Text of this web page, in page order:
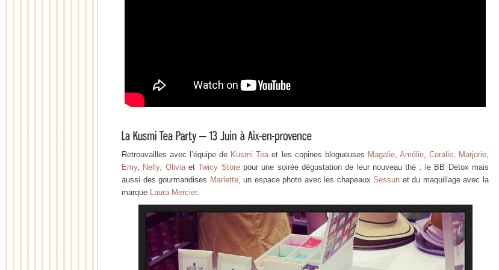
Retrouvailles avec l’équipe de Kusmi Teaet les copines blogueuses Magalie, Amélie, Coralie, Marjorie,
Emy, Nelly, OliviaetTwicy Storepour une soirée dégustation de leur nouveau thé : le BB Detox mais
aussi des gourmandises Marlette, un espace photo avec les chapeauxSessun et du maquillage avec la
marque Laura Mercier.